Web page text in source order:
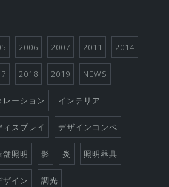
2006 2007 2011 2014
2018 2019 NEWS
レーション インテリア
ィスプレイ デザインコンペ
舗照明 影 炎 照明器具
ザイン 調光